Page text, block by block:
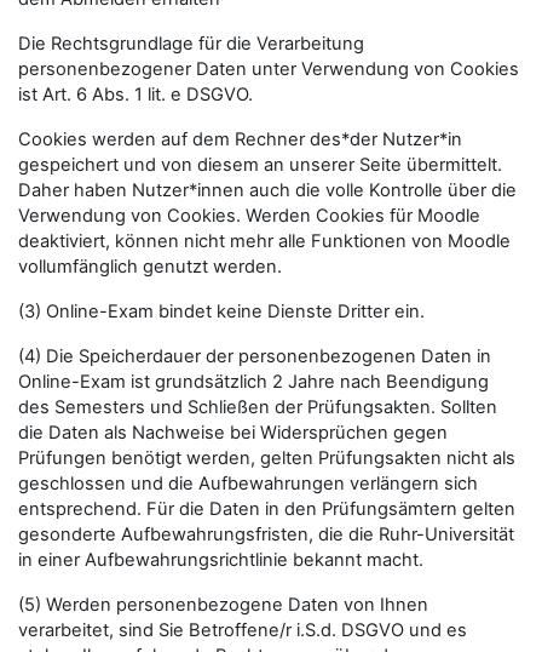
Die Rechtsgrundlage für die Verarbeitung
personenbezogener Daten unter Verwendung von Cookies
ist Art. 6 Abs. 1 lit. e DSGVO.
Cookies werden auf dem Rechner des*der Nutzer*in
gespeichert und von diesem an unserer Seite übermittelt.
Daher haben Nutzer*innen auch die volle Kontrolle über die
Verwendung von Cookies. Werden Cookies für Moodle
deaktiviert, können nicht mehr alle Funktionen von Moodle
vollumfänglich genutzt werden.
(3) Online-Exam bindet keine Dienste Dritter ein.
(4) Die Speicherdauer der personenbezogenen Daten in
Online-Exam ist grundsätzlich 2 Jahre nach Beendigung
des Semesters und Schließen der Prüfungsakten. Sollten
die Daten als Nachweise bei Widersprüchen gegen
Prüfungen benötigt werden, gelten Prüfungsakten nicht als
geschlossen und die Aufbewahrungen verlängern sich
entsprechend. Für die Daten in den Prüfungsämtern gelten
gesonderte Aufbewahrungsfristen, die die Ruhr-Universität
in einer Aufbewahrungsrichtlinie bekannt macht.
(5) Werden personenbezogene Daten von Ihnen
verarbeitet, sind Sie Betroffene/r i.S.d. DSGVO und es